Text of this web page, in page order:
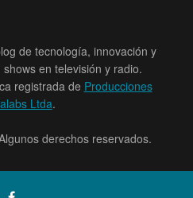
de tecnología, innovación y
en televisión y radio.
registrada de Producciones
Ltda.
derechos reservados.